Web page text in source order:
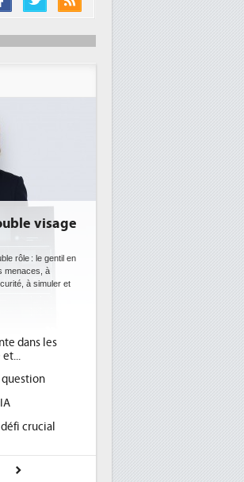
énergétique
pour les
et plus efficaces, c'est
publics européens
la nouvelle Directive sur
DEE (directive
?
administrative
à...
les cordes pour la